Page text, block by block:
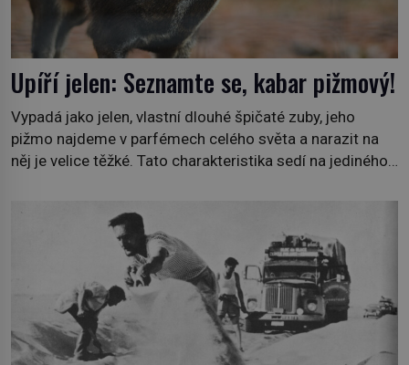
Upíří jelen: Seznamte se, kabar pižmový!
Vypadá jako jelen, vlastní dlouhé špičaté zuby, jeho
pižmo najdeme v parfémech celého světa a narazit na
něj je velice těžké. Tato charakteristika sedí na jediného
1778), jenže v Asii o něm ví už celá staletí. Zvíře
připomíná jelena, v kohoutku dosahuje […]